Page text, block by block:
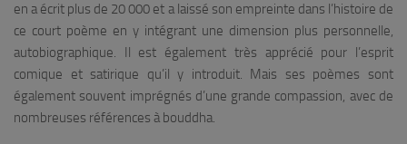
en a écrit plus de 20 000 et a laissé son empreinte dans l’histoire de
ce court poème en y intégrant une dimension plus personnelle,
autobiographique. Il est également très apprécié pour l’esprit
comique et satirique qu’il y introduit. Mais ses poèmes sont
également souvent imprégnés d’une grande compassion, avec de
nombreuses références à bouddha.